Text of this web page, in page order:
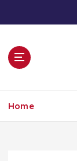
Home